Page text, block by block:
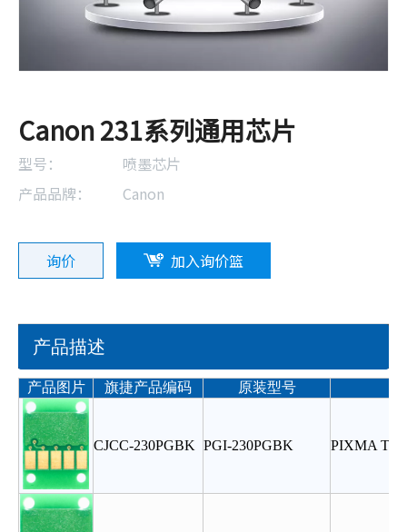
Canon 231系列通用芯片
型号：
喷墨芯片
产品品牌：
Canon
询价 加入询价篮
产品描述
产品图片 旗捷产品编码 原装型号
CJCC-230PGBK PGI-230PGBK PIXMA